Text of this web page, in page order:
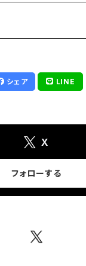
スペンサー
シェア LINE
X
フォローする